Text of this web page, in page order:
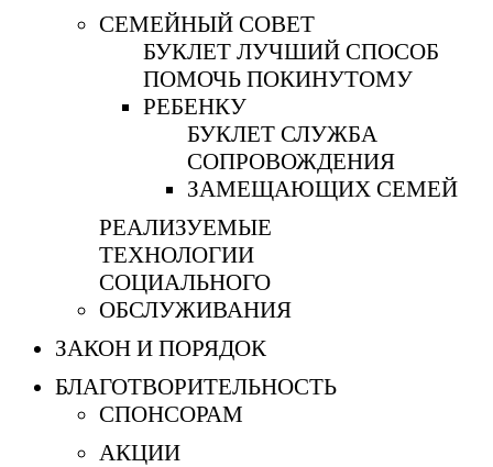
СЕМЕЙНЫЙ СОВЕТ
БУКЛЕТ ЛУЧШИЙ СПОСОБ
ПОМОЧЬ ПОКИНУТОМУ
РЕБЕНКУ
БУКЛЕТ СЛУЖБА
СОПРОВОЖДЕНИЯ
ЗАМЕЩАЮЩИХ СЕМЕЙ
РЕАЛИЗУЕМЫЕ
ТЕХНОЛОГИИ
СОЦИАЛЬНОГО
ОБСЛУЖИВАНИЯ
ЗАКОН И ПОРЯДОК
БЛАГОТВОРИТЕЛЬНОСТЬ
СПОНСОРАМ
АКЦИИ